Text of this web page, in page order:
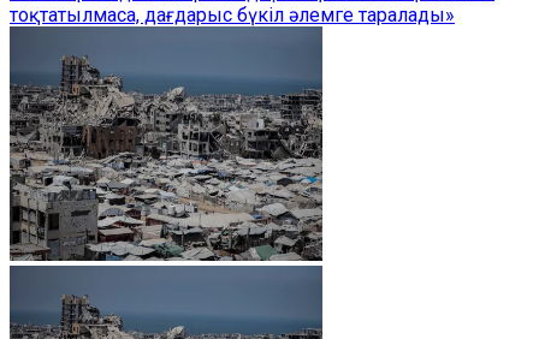
тоқтатылмаса, дағдарыс бүкіл әлемге таралады»